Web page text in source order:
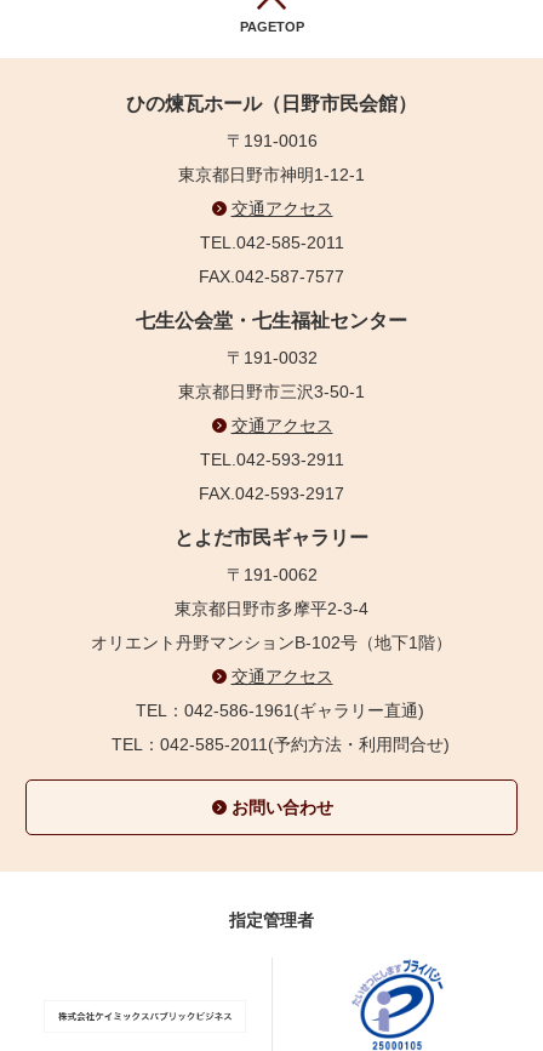
PAGETOP
ひの煉瓦ホール（日野市民会館）
〒191-0016
東京都日野市神明1-12-1
交通アクセス
TEL.042-585-2011
FAX.042-587-7577
七生公会堂・七生福祉センター
〒191-0032
東京都日野市三沢3-50-1
交通アクセス
TEL.042-593-2911
FAX.042-593-2917
とよだ市民ギャラリー
〒191-0062
東京都日野市多摩平2-3-4
オリエント丹野マンションB-102号（地下1階）
交通アクセス
TEL：042-586-1961(ギャラリー直通)
TEL：042-585-2011(予約方法・利用問合せ)
お問い合わせ
指定管理者